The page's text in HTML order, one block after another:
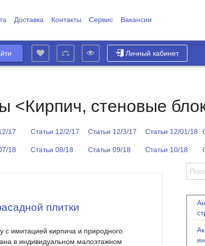
Доставка Контакты Сервис Вакансии
Личный кабинет
<Кирпич, стеновые
17 Статьи 12/2/17 Статьи 12/3/17 Статьи 12/01/18
18 Статьи 08/18 Статьи 09/18 Статьи 10/18
плитки
с имитацией кирпича и природного
в индивидуальном малоэтажном